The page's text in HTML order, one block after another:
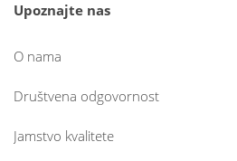
Upoznajte nas
O nama
Društvena odgovornost
Jamstvo kvalitete